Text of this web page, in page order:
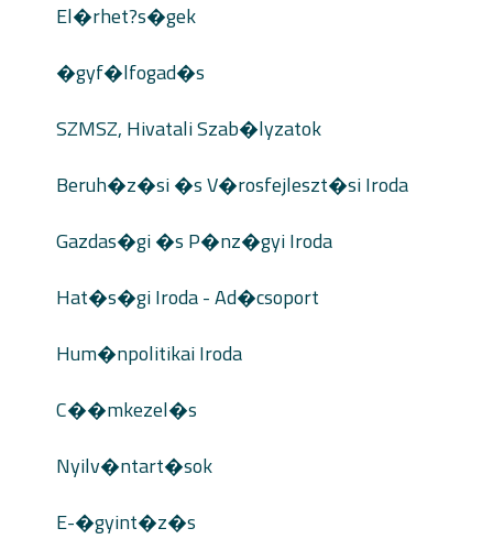
El�rhet?s�gek
�gyf�lfogad�s
SZMSZ, Hivatali Szab�lyzatok
Beruh�z�si �s V�rosfejleszt�si Iroda
Gazdas�gi �s P�nz�gyi Iroda
Hat�s�gi Iroda - Ad�csoport
Hum�npolitikai Iroda
C��mkezel�s
Nyilv�ntart�sok
E-�gyint�z�s